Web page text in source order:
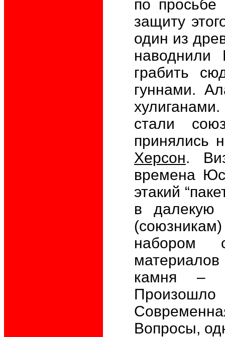
по просьбе
защиту
один из
грабить
гуннами.
стали
принялись
Херсон.
времена
этакий
в далекую
набором
камня –
Вопросы,